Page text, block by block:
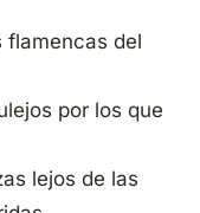
flamencas del
por los que
lejos de las